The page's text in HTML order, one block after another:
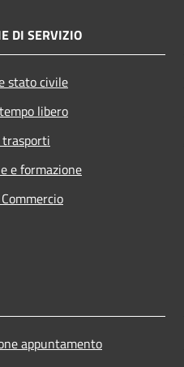
DI SERVIZIO
stato civile
libero
e formazione
appuntamento